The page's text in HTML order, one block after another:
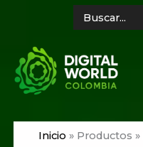
contenido
for:
Inicio » Productos »